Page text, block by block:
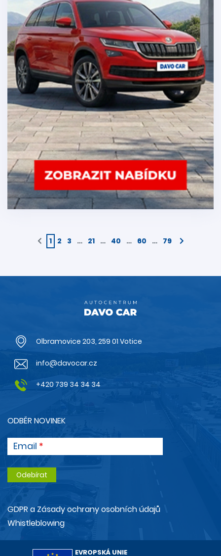
1 2 3 … 21 … 40 … 60 … 79
Olbramovice 203, 259 01 Votice
info@davocar.cz
+420 739 34 34 34
ODBĚR NOVINEK
Email
GDPR a Zásady ochrany osobních údajů
Whistleblowing
EVROPSKÁ UNIE